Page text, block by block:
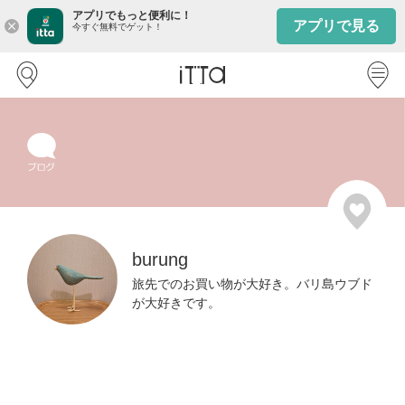
close
アプリでもっと便利に！
今すぐ無料でゲット！ アプリで見る
burung
旅先でのお買い物が大好き。バリ島ウブド
が大好きです。